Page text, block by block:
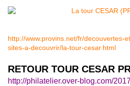
http://www.provins.net/fr/decouvertes-
sites-a-decouvrir/la-tour-cesar.html
RETOUR TOUR CESAR
http://philatelier.over-blog.com/